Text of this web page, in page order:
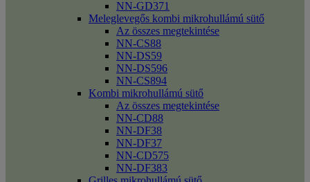
NN-GD371
Meleglevegős kombi mikrohullámú sütő
Az összes megtekintése
NN-CS88
NN-DS59
NN-DS596
NN-CS894
Kombi mikrohullámú sütő
Az összes megtekintése
NN-CD88
NN-DF38
NN-DF37
NN-CD575
NN-DF383